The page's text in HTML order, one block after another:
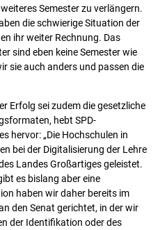
Semester zu verlängern.
die schwierige Situation der
ihr weiter Rechnung. Das
sind eben keine Semester wie
sie auch anders und passen die
Erfolg sei zudem die gesetzliche
hebt SPD-
hervor: „Die Hochschulen in
bei der Digitalisierung der Lehre
Landes Großartiges geleistet.
es bislang aber eine
haben wir daher bereits im
den Senat gerichtet, in der wir
der Identifikation oder des